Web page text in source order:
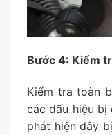
Bước 4: Kiểm
Kiểm tra toàn
các dấu hiệu bị
phát hiện dây